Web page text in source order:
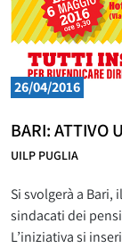
26/04/2016
BARI: ATTIVO
UILP PUGLIA
Si svolgerà a
sindacati dei
L’iniziativa si